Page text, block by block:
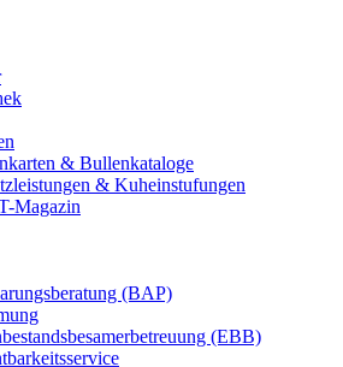
& Bullenkataloge
& Kuheinstufungen
Magazin
(BAP)
(EBB)